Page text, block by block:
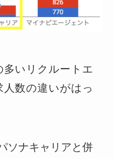
いリクルートエ
数の違いがはっ
ソナキャリアと併